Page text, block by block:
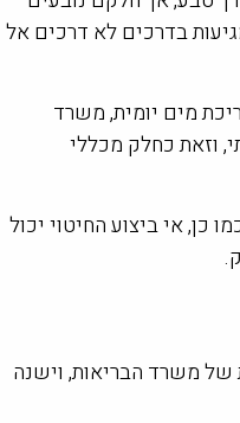
בדרכים לא דרכים אל
מים יומית, משרד
וזאת כחלק מכללי
אי ביצוע החיטוי יכול
של משרד הבריאות, וישנה
מדי שנה אני מזמין את הדברות מוקד
ארצי לחיטוי והדברת בניין המשרדים